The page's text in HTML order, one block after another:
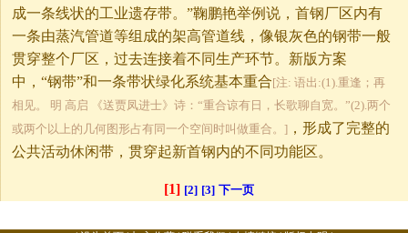
成一条线状的工业遗存带。”鞠鹏艳举例说，首钢厂区内有
一条由蒸汽管道等组成的架高管道线，像银灰色的钢带一般
贯穿整个厂区，过去连接着不同生产环节。新版方案
中，“钢带”和一条带状绿化系统基本重合[注: 语出:(1).重逢；再
相见。 明 高启 《送贾凤进士》诗：“重合谅有日，长歌聊自宽。”(2).两个
或两个以上的几何图形占有同一个空间时叫做重合。] ，形成了完整的
公共活动休闲带，贯穿起新首钢内的不同功能区。
[1] [2] [3] 下一页